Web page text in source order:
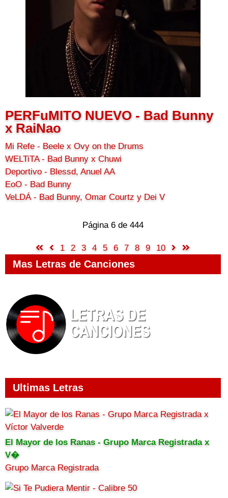
PERFuMITO NUEVO - Bad Bunny
x RaiNao
Mi Refe - Beele x Ovy on the Drums
WELTiTA - Bad Bunny x Chuwi
Deportivo - Blessd, Anuel AA
EoO - Bad Bunny
VeLDÁ - Bad Bunny, Omar Courtz y Dei V
Página 6 de 444
1 2 3 4 5 6 7 8 9 10
Mas Letras de Canciones
Ultimas Letras
El Mayor de los Ranas - Grupo Marca Registrada x
V�
Grupo Marca Registrada